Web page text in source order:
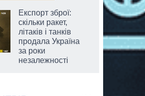
Експорт зброї:
скільки ракет,
літаків і танків
продала Україна
за роки
незалежності